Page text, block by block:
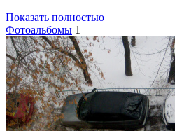
Показать полностью
Фотоальбомы 1